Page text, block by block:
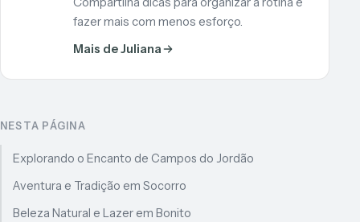
fazer mais com menos esforço.
Mais de Juliana
NESTA PÁGINA
Explorando o Encanto de Campos do Jordão
Aventura e Tradição em Socorro
Beleza Natural e Lazer em Bonito